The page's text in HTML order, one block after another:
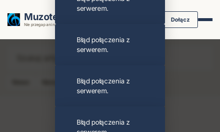
Muzoteka.pl
Nie przegap ani nuty dzięki powiadomieniom
Dołącz
Klip Album
serwerem.
Błąd połączenia z
serwerem.
Błąd połączenia z
serwerem.
Błąd połączenia z